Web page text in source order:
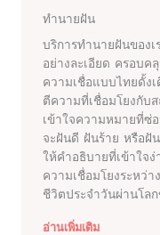
ทำนายฝัน
บริการทำนายฝันของ
อย่างละเอียด ครอบ
ความเชื่อแบบไทยดั้ง
ตีความที่เชื่อมโยงกับ
เข้าใจความหมายที่ซ่
จะฝันดี ฝันร้าย หรือฝั
ให้คำอธิบายที่เข้าใจ
ความเชื่อมโยงระหว่
ชีวิตประจำวันผ่านโล
อ่านเพิ่มเติม